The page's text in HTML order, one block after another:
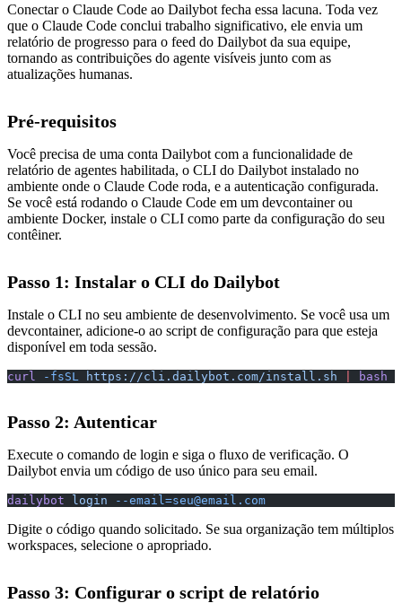
Conectar o Claude Code ao Dailybot fecha essa lacuna. Toda vez
que o Claude Code conclui trabalho significativo, ele envia um
relatório de progresso para o feed do Dailybot da sua equipe,
tornando as contribuições do agente visíveis junto com as
atualizações humanas.
Pré-requisitos
Você precisa de uma conta Dailybot com a funcionalidade de
relatório de agentes habilitada, o CLI do Dailybot instalado no
ambiente onde o Claude Code roda, e a autenticação configurada.
Se você está rodando o Claude Code em um devcontainer ou
ambiente Docker, instale o CLI como parte da configuração do seu
contêiner.
Passo 1: Instalar o CLI do Dailybot
Instale o CLI no seu ambiente de desenvolvimento. Se você usa um
devcontainer, adicione-o ao script de configuração para que esteja
disponível em toda sessão.
curl -fsSL https://cli.dailybot.com/install.sh bash
Passo 2: Autenticar
Execute o comando de login e siga o fluxo de verificação. O
Dailybot envia um código de uso único para seu email.
dailybot login --email=seu@email.com
Digite o código quando solicitado. Se sua organização tem múltiplos
workspaces, selecione o apropriado.
Passo 3: Configurar o script de relatório